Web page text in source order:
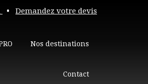
• Demandez votre devis
Nos destinations
Contact